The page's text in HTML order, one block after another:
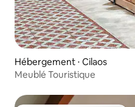
Hébergement ⋅ Cilaos
Meublé Touristique